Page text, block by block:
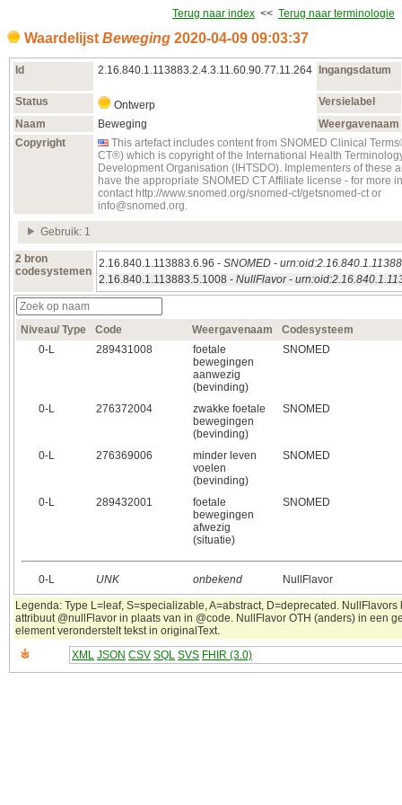
Terug naar index << Terug naar terminologie
Waardelijst Beweging 2020‑04‑09 09:03:37
Id 2.16.840.1.113883.2.4.3.11.60.90.77.11.264 Ingangsdatum
Status Ontwerp
Versielabel
Naam
Beweging
Weergavenaam
Copyright
This artefact includes content from SNOMED Clinical
CT®) which is copyright of the International Health
Development Organisation (IHTSDO). Implementers of these
have the appropriate SNOMED CT Affiliate license - for more
contact http://www.snomed.org/snomed-ct/getsnomed-ct or
info@snomed.org.
Gebruik: 1
2 bron
codesystemen
2.16.840.1.113883.6.96 - SNOMED -
2.16.840.1.113883.5.1008 - NullFlavor-
Niveau/ Type Code Weergavenaam
Codesysteem
0‑L
289431008
foetale
bewegingen
aanwezig
(bevinding)
SNOMED
0‑L 276372004
zwakke foetale
bewegingen
(bevinding)
SNOMED
0‑L 276369006
minder leven
voelen
(bevinding)
SNOMED
0‑L 289432001
foetale
bewegingen
afwezig
(situatie)
SNOMED
0‑L UNK onbekend NullFlavor
Legenda: Type L=leaf, S=specializable, A=abstract, D=deprecated. NullFlavors
attribuut @nullFlavor in plaats van in @code. NullFlavor OTH (anders) in een
element veronderstelt tekst in originalText.
XML JSON CSV SQL SVS FHIR (3.0)